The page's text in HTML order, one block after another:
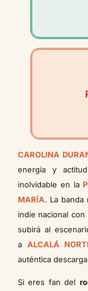
CAROLINA
energía y
inolvidable en la
MARÍA. La banda
indie nacional
subirá al
a ALCALÁ
auténtica
Si eres fan del